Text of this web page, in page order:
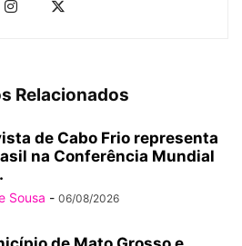
Relacionados
de Cabo Frio representa
na Conferência Mundial
Sousa - 06/08/2026